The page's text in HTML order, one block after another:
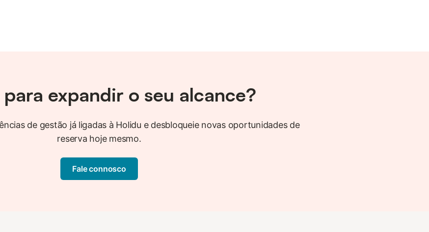
expandir o seu alcance?
de gestão já ligadas à Holidu e desbloqueie novas oportunidades de
reserva hoje mesmo.
Fale connosco